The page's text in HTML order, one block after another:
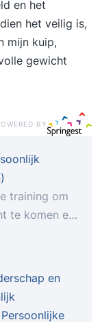
en het
het veilig is,
mijn kuip,
gewicht
BY
training om
te komen en
Meer
5-daagse
je
en